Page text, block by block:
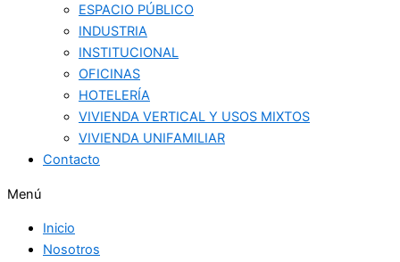
ESPACIO PÚBLICO
INDUSTRIA
INSTITUCIONAL
OFICINAS
HOTELERÍA
VIVIENDA VERTICAL Y USOS MIXTOS
VIVIENDA UNIFAMILIAR
Contacto
Menú
Inicio
Nosotros